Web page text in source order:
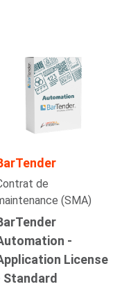
de
(SMA)
-
License
Standard